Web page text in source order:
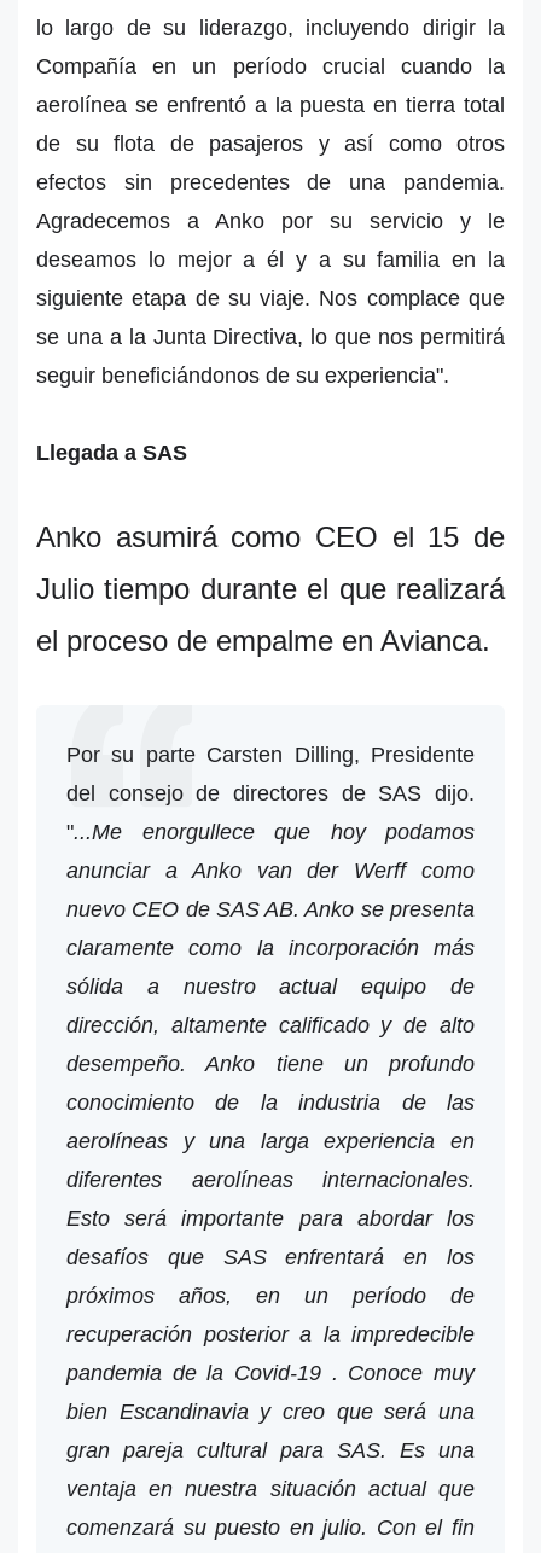
lo largo de su liderazgo, incluyendo dirigir la
Compañía en un período crucial cuando la
aerolínea se enfrentó a la puesta en tierra total
de su flota de pasajeros y así como otros
efectos sin precedentes de una pandemia.
Agradecemos a Anko por su servicio y le
deseamos lo mejor a él y a su familia en la
siguiente etapa de su viaje. Nos complace que
se una a la Junta Directiva, lo que nos permitirá
seguir beneficiándonos de su experiencia".
Llegada a SAS
Anko asumirá como CEO el 15 de
Julio tiempo durante el que realizará
el proceso de empalme en Avianca.
Por su parte Carsten Dilling, Presidente
del consejo de directores de SAS dijo.
"...Me enorgullece que hoy podamos
anunciar a Anko van der Werff como
nuevo CEO de SAS AB. Anko se presenta
claramente como la incorporación más
sólida a nuestro actual equipo de
dirección, altamente calificado y de alto
desempeño. Anko tiene un profundo
conocimiento de la industria de las
aerolíneas y una larga experiencia en
diferentes aerolíneas internacionales.
Esto será importante para abordar los
desafíos que SAS enfrentará en los
próximos años, en un período de
recuperación posterior a la impredecible
pandemia de la Covid-19 . Conoce muy
bien Escandinavia y creo que será una
gran pareja cultural para SAS. Es una
ventaja en nuestra situación actual que
comenzará su puesto en julio. Con el fin